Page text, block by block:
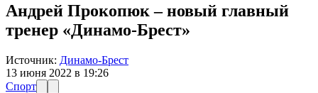
Андрей Прокопюк – новый главный
тренер «Динамо-Брест»
Источник: Динамо-Брест
13 июня 2022 в 19:26
Спорт